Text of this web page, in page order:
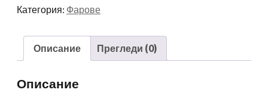
Demon
2015
Категория: Фарове
Описание Прегледи (0)
Описание